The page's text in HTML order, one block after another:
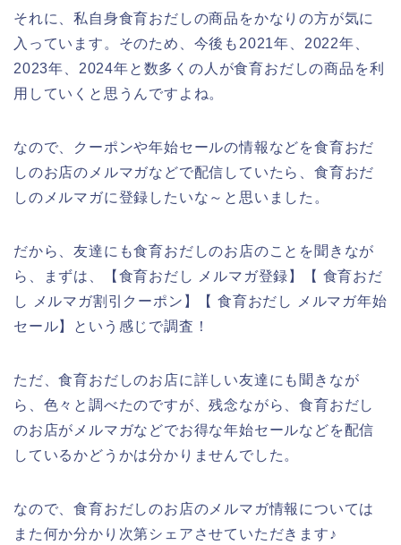
それに、私自身食育おだしの商品をかなりの方が気に
入っています。そのため、今後も2021年、2022年、
2023年、2024年と数多くの人が食育おだしの商品を利
用していくと思うんですよね。
なので、クーポンや年始セールの情報などを食育おだ
しのお店のメルマガなどで配信していたら、食育おだ
しのメルマガに登録したいな～と思いました。
だから、友達にも食育おだしのお店のことを聞きなが
ら、まずは、【食育おだし メルマガ登録】【 食育おだ
し メルマガ割引クーポン】【 食育おだし メルマガ年始
セール】という感じで調査！
ただ、食育おだしのお店に詳しい友達にも聞きなが
ら、色々と調べたのですが、残念ながら、食育おだし
のお店がメルマガなどでお得な年始セールなどを配信
しているかどうかは分かりませんでした。
なので、食育おだしのお店のメルマガ情報については
また何か分かり次第シェアさせていただきます♪